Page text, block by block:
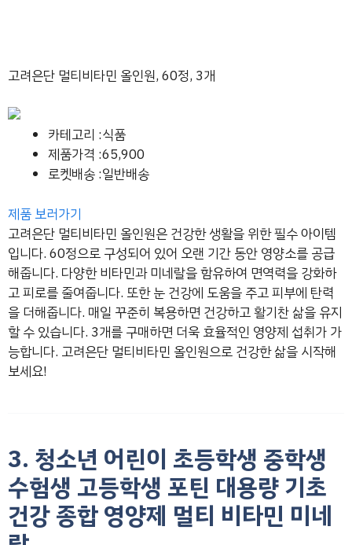
고려은단 멀티비타민 올인원, 60정, 3개
카테고리 :식품
제품가격 :65,900
로켓배송 :일반배송
제품 보러가기
고려은단 멀티비타민 올인원은 건강한 생활을 위한 필수 아이템
입니다. 60정으로 구성되어 있어 오랜 기간 동안 영양소를 공급
해줍니다. 다양한 비타민과 미네랄을 함유하여 면역력을 강화하
고 피로를 줄여줍니다. 또한 눈 건강에 도움을 주고 피부에 탄력
을 더해줍니다. 매일 꾸준히 복용하면 건강하고 활기찬 삶을 유지
할 수 있습니다. 3개를 구매하면 더욱 효율적인 영양제 섭취가 가
능합니다. 고려은단 멀티비타민 올인원으로 건강한 삶을 시작해
보세요!
3. 청소년 어린이 초등학생 중학생
수험생 고등학생 포틴 대용량 기초
건강 종합 영양제 멀티 비타민 미네